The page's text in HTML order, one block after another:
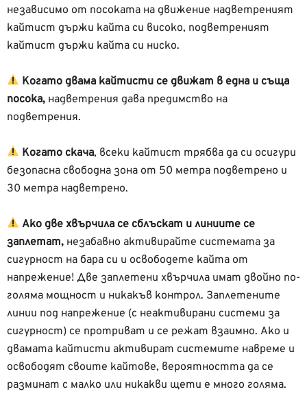
независимо от посоката на движение надветреният
кайтист държи кайта си високо, подветреният
кайтист държи кайта си ниско.
Когато двама кайтисти се движат в една и съща
посока, надветрения дава предимство на
подветрения.
Когато скача, всеки кайтист трябва да си осигури
безопасна свободна зона от 50 метра подветрено и
30 метра надветрено.
Ако две хвърчила се сблъскат и линиите се
заплетат, незабавно активирайте системата за
сигурност на бара си и освободете кайта от
напрежение! Две заплетени хвърчила имат двойно по-
голяма мощност и никакъв контрол. Заплетените
линии под напрежение (с неактивирани системи за
сигурност) се протриват и се режат взаимно. Ако и
двамата кайтисти активират системите навреме и
освободят своите кайтове, вероятността да се
разминат с малко или никакви щети е много голяма.